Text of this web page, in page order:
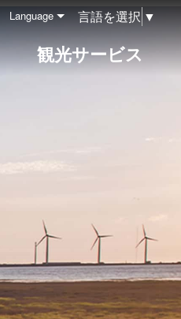
Language 言語を選択▼
観光サービス